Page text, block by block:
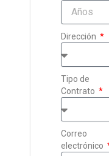
Dirección
Tipo de
Contrato
Correo
electrónico